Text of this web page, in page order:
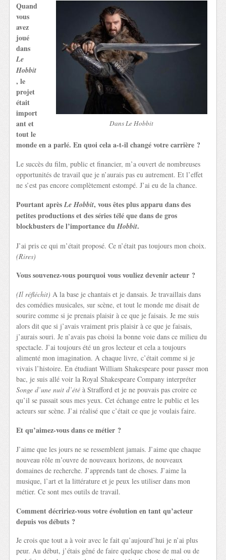
Dans Le Hobbit
Quand
vous
avez
joué
dans
Le
Hobbit
, le
projet
était
import
ant et
tout le
monde en a parlé. En quoi cela a-t-il changé votre carrière ?
Le succès du film, public et financier, m’a ouvert de nombreuses
opportunités de travail que je n’aurais pas eu autrement. Et l’effet
ne s’est pas encore complètement estompé. J’ai eu de la chance.
Pourtant aprèsLe Hobbit, vous êtes plus apparu dans des
petites productions et des séries télé que dans de gros
blockbusters de l’importance duHobbit.
J’ai pris ce qui m’était proposé. Ce n’était pas toujours mon choix.
(Rires)
Vous souvenez-vous pourquoi vous vouliez devenir acteur ?
(Il réfléchit) A la base je chantais et je dansais. Je travaillais dans
des comédies musicales, sur scène, et tout le monde me disait de
sourire comme si je prenais plaisir à ce que je faisais. Je me suis
alors dit que si j’avais vraiment pris plaisir à ce que je faisais,
j’aurais souri. Je n’avais pas choisi la bonne voie dans ce milieu du
spectacle. J’ai toujours été un gros lecteur et cela a toujours
alimenté mon imagination. A chaque livre, c’était comme si je
vivais l’histoire. En étudiant William Shakespeare pour passer mon
bac, je suis allé voir la Royal Shakespeare Company interpréter
Songe d’une nuit d’été à Strafford et je ne pouvais pas croire ce
qu’il se passait sous mes yeux. Cet échange entre le public et les
acteurs sur scène. J’ai réalisé que c’était ce que je voulais faire.
Et qu’aimez-vous dans ce métier ?
J’aime que les jours ne se ressemblent jamais. J’aime que chaque
nouveau rôle m’ouvre de nouveaux horizons, de nouveaux
domaines de recherche. J’apprends tant de choses. J’aime la
musique, l’art et la littérature et je peux les utiliser dans mon
métier. Ce sont mes outils de travail.
Comment décririez-vous votre évolution en tant qu’acteur
depuis vos débuts ?
Je crois que tout a à voir avec le fait qu’aujourd’hui je n’ai plus
peur. Au début, j’étais gêné de faire quelque chose de mal ou de